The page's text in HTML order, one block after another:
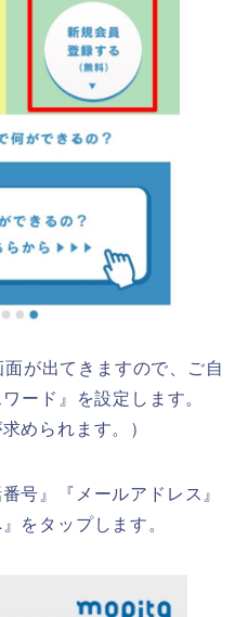
が出てきますので、ご自
ード』を設定します。
められます。）
号』『メールアドレス』
をタップします。